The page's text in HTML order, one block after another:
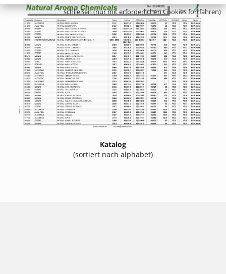
schließen (nur mit erforderlichen Cookies fortfahren)
Katalog
(sortiert nach alphabet)